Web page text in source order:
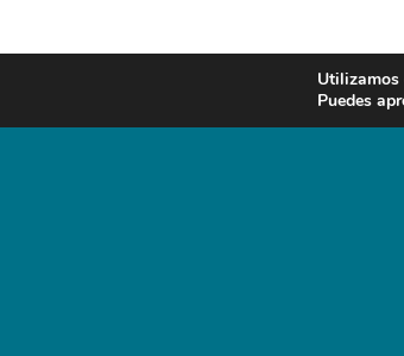
Utilizamos
Puedes